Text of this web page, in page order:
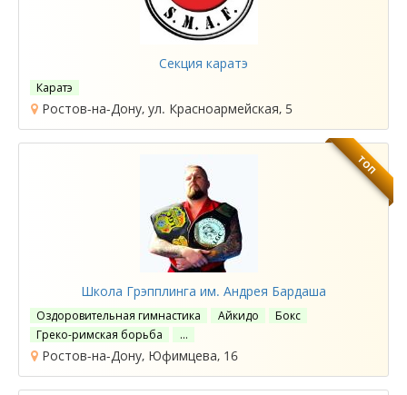
Секция каратэ
Каратэ
Ростов-на-Дону, ул. Красноармейская, 5
ТОП
Школа Грэпплинга им. Андрея Бардаша
Оздоровительная гимнастика Айкидо
Бокс
Греко-римская борьба
…
Ростов-на-Дону, Юфимцева, 16